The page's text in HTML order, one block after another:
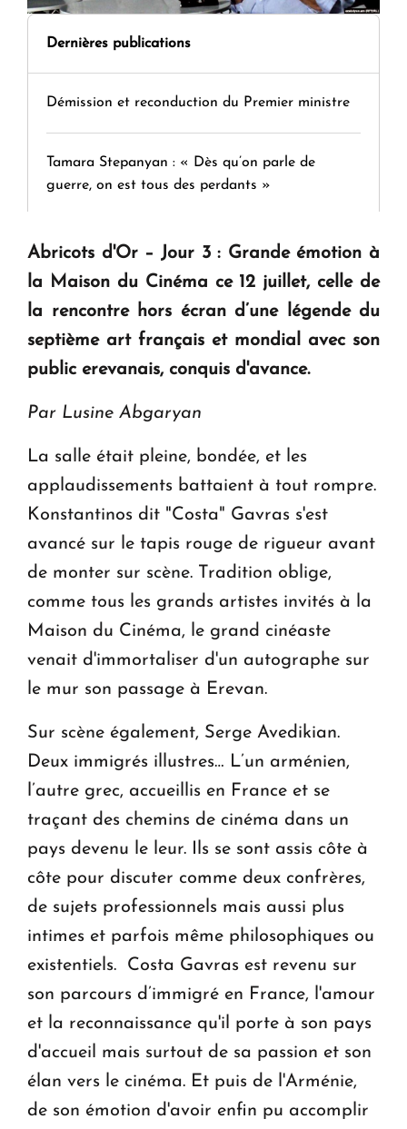
Dernières publications
Démission et reconduction du Premier ministre
Tamara Stepanyan : « Dès qu’on parle de
guerre, on est tous des perdants »
" Tant qu'il n'existe pas d'alternative concrète, la
KASA : 30 ans d'audace, de résilience et d'avenir
en Arménie
Le premier hôtel Hyatt Regency d'Arménie
Abricots d'Or – Jour 3 : Grande émotion à
la Maison du Cinéma ce 12 juillet, celle de
la rencontre hors écran d’une légende du
septième art français et mondial avec son
public erevanais, conquis d'avance.
Par Lusine Abgaryan
La salle était pleine, bondée, et les
applaudissements battaient à tout rompre.
Konstantinos dit "Costa" Gavras s'est
avancé sur le tapis rouge de rigueur avant
de monter sur scène. Tradition oblige,
comme tous les grands artistes invités à la
Maison du Cinéma, le grand cinéaste
venait d'immortaliser d'un autographe sur
le mur son passage à Erevan.
Sur scène également, Serge Avedikian.
Deux immigrés illustres… L’un arménien,
l’autre grec, accueillis en France et se
traçant des chemins de cinéma dans un
pays devenu le leur. Ils se sont assis côte à
côte pour discuter comme deux confrères,
de sujets professionnels mais aussi plus
intimes et parfois même philosophiques ou
existentiels. Costa Gavras est revenu sur
son parcours d’immigré en France, l'amour
et la reconnaissance qu'il porte à son pays
d'accueil mais surtout de sa passion et son
élan vers le cinéma. Et puis de l'Arménie,
de son émotion d'avoir enfin pu accomplir